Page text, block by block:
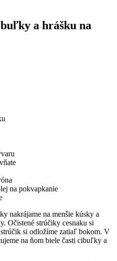
a hrášku na
na pokvapkanie
nakrájame na menšie kúsky a
Očistené strúčiky cesnaku si
si odložíme zatiaľ bokom. V
na ňom biele časti cibuľky a